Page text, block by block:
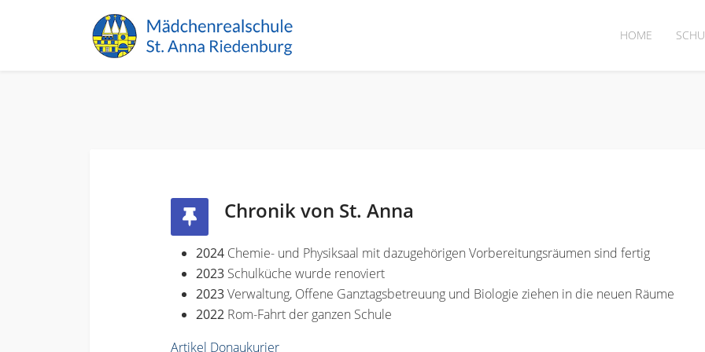
HOME
Chronik von St. Anna
2024 Chemie- und Physiksaal mit dazugehörigen Vorbereitungsräumen sind fertig
2023 Schulküche wurde renoviert
2023Verwaltung, Offene Ganztagsbetreuung und Biologie ziehen in die neuen Räume
2022 Rom-Fahrt der ganzen Schule
Artikel Donaukurier